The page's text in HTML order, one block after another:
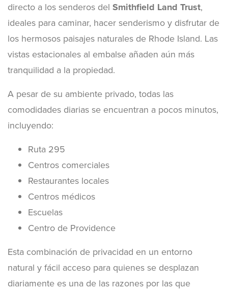
directo a los senderos del Smithfield Land Trust,
ideales para caminar, hacer senderismo y disfrutar de
los hermosos paisajes naturales de Rhode Island. Las
vistas estacionales al embalse añaden aún más
tranquilidad a la propiedad.
A pesar de su ambiente privado, todas las
comodidades diarias se encuentran a pocos minutos,
incluyendo:
Ruta 295
Centros comerciales
Restaurantes locales
Centros médicos
Escuelas
Centro de Providence
Esta combinación de privacidad en un entorno
natural y fácil acceso para quienes se desplazan
diariamente es una de las razones por las que